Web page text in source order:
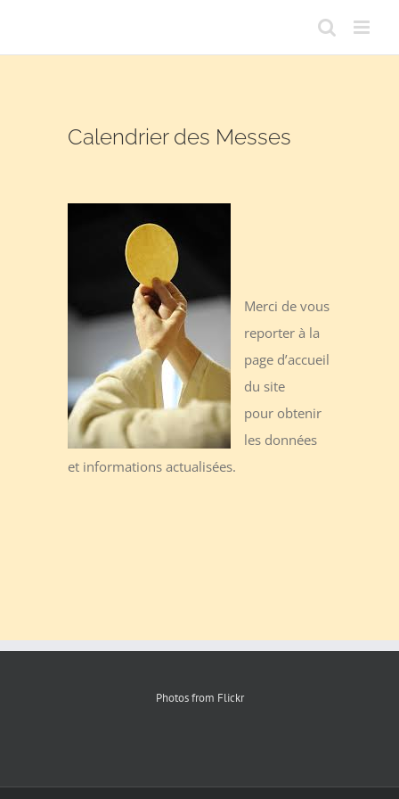
Calendrier des Messes
Merci de vous
reporter à la
page d’accueil
du site
pour obtenir
les données
et informations actualisées.
Photos from Flickr